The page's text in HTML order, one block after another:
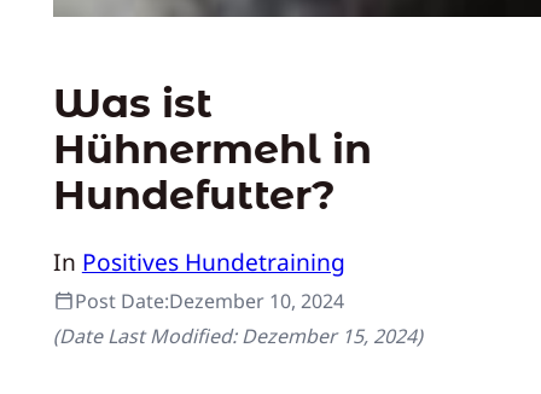
Was ist
Hühnermehl in
Hundefutter?
In Positives Hundetraining
Post Date:Dezember 10, 2024
(Date Last Modified:Dezember 15, 2024)